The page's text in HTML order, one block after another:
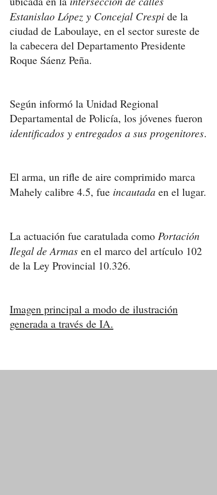
Estanislao López y Concejal Crespi de la
ciudad de Laboulaye, en el sector sureste de
la cabecera del Departamento Presidente
Roque Sáenz Peña.
Según informó la Unidad Regional
Departamental de Policía, los jóvenes fueron
identificados y entregados a sus progenitores.
El arma, un rifle de aire comprimido marca
Mahely calibre 4.5, fue incautada en el lugar.
La actuación fue caratulada como Portación
Ilegal de Armas en el marco del artículo 102
de la Ley Provincial 10.326.
Imagen principal a modo de ilustración
generada a través de IA.